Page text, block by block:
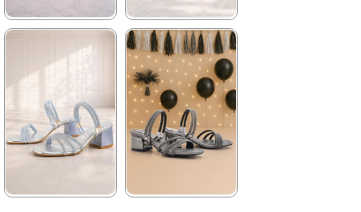
★
1.249,90 ₺
2.069,90 ₺
%40İndirim
Ücretsiz
Kargo
★ ★ ★ ★ ★
1.249,90 ₺
2.069,90 ₺
%40İndirim
Ücretsiz
Kargo